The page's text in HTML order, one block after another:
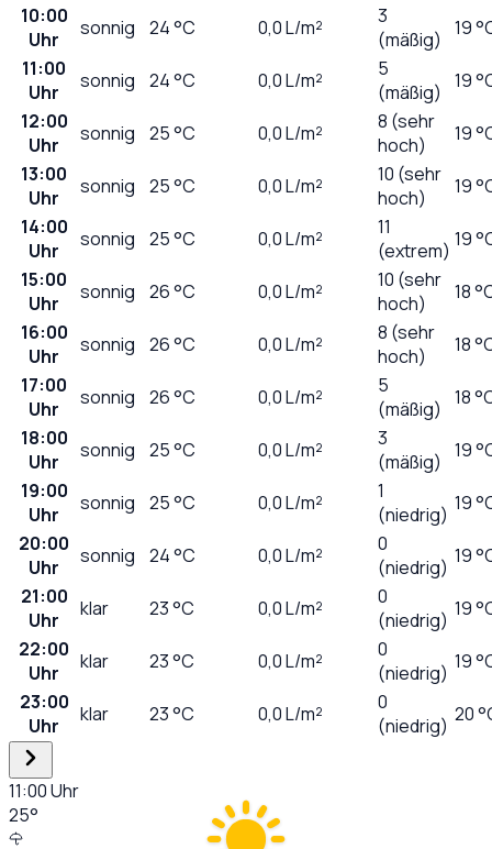
10:00
Uhr
sonnig 24°C 0,0L/m²
3
(mäßig)
19
11:00
Uhr
sonnig 24°C 0,0L/m²
5
(mäßig)
19
12:00
Uhr
sonnig 25°C 0,0L/m²
8 (sehr
hoch)
19
13:00
Uhr
sonnig 25°C 0,0L/m²
10 (sehr
hoch)
19
14:00
Uhr
sonnig 25°C 0,0L/m²
11
(extrem) 19
15:00
Uhr
sonnig 26°C 0,0L/m²
10 (sehr
hoch)
18
16:00
Uhr
sonnig 26°C 0,0L/m²
8 (sehr
hoch)
18
17:00
Uhr
sonnig 26°C 0,0L/m²
5
(mäßig)
18
18:00
Uhr
sonnig 25°C 0,0L/m²
3
(mäßig)
19
19:00
Uhr
sonnig 25°C 0,0L/m²
1
(niedrig) 19
20:00
Uhr
sonnig 24°C 0,0L/m²
0
(niedrig) 19
21:00
Uhr
klar 23°C 0,0L/m²
0
(niedrig) 19
22:00
Uhr
klar 23°C 0,0L/m²
0
(niedrig) 19
23:00
Uhr
klar 23°C 0,0L/m²
0
(niedrig) 20
11:00Uhr
25°